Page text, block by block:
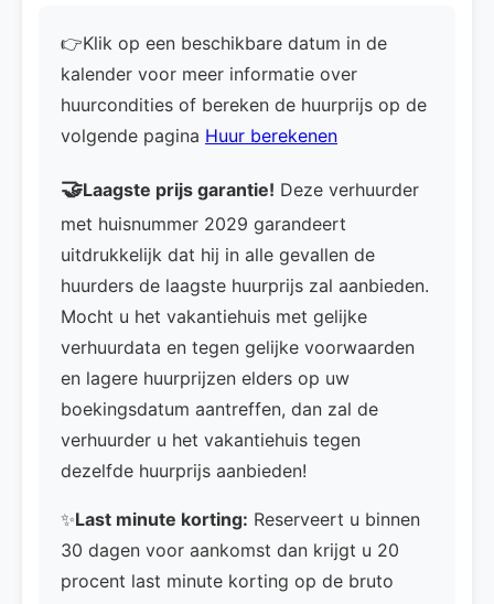
👉Klik op een beschikbare datum in de
kalender voor meer informatie over
huurcondities of bereken de huurprijs op de
volgende pagina Huur berekenen
🤝Laagste prijs garantie! Deze verhuurder
met huisnummer 2029 garandeert
uitdrukkelijk dat hij in alle gevallen de
huurders de laagste huurprijs zal aanbieden.
Mocht u het vakantiehuis met gelijke
verhuurdata en tegen gelijke voorwaarden
en lagere huurprijzen elders op uw
boekingsdatum aantreffen, dan zal de
verhuurder u het vakantiehuis tegen
dezelfde huurprijs aanbieden!
✨Last minute korting: Reserveert u binnen
30 dagen voor aankomst dan krijgt u 20
procent last minute korting op de bruto